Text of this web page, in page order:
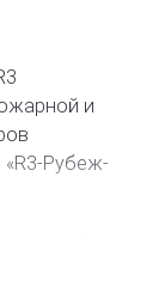
и
«R3-Рубеж-
1 адрес